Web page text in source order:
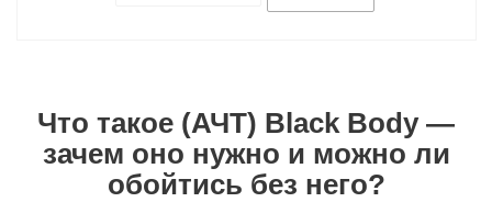
Что такое (АЧТ) Black Body —
зачем оно нужно и можно ли
обойтись без него?